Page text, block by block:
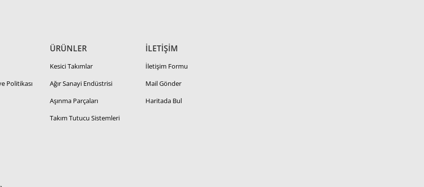
Politikası
ÜRÜNLER
Kesici Takımlar
Ağır Sanayi Endüstrisi
Aşınma Parçaları
Takım Tutucu Sistemleri
İLETİŞİM
İletişim Formu
Mail Gönder
Haritada Bul